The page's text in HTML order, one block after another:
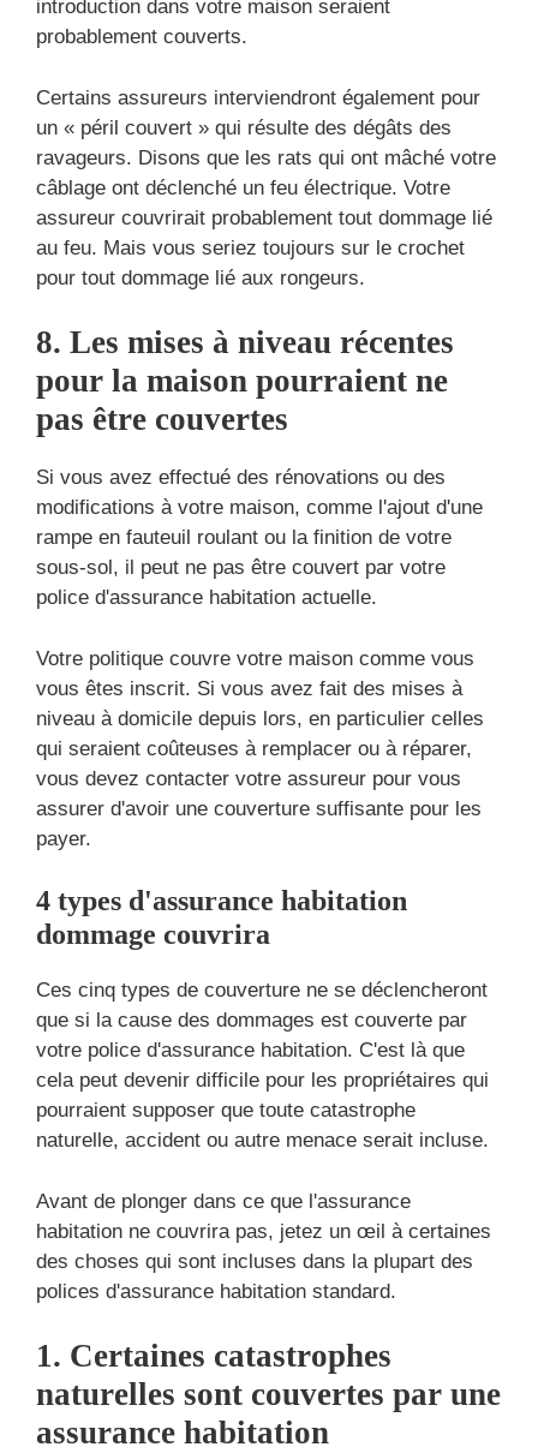
introduction dans votre maison seraient
probablement couverts.
Certains assureurs interviendront également pour
un « péril couvert » qui résulte des dégâts des
ravageurs. Disons que les rats qui ont mâché votre
câblage ont déclenché un feu électrique. Votre
assureur couvrirait probablement tout dommage lié
au feu. Mais vous seriez toujours sur le crochet
pour tout dommage lié aux rongeurs.
8. Les mises à niveau récentes
pour la maison pourraient ne
pas être couvertes
Si vous avez effectué des rénovations ou des
modifications à votre maison, comme l'ajout d'une
rampe en fauteuil roulant ou la finition de votre
sous-sol, il peut ne pas être couvert par votre
police d'assurance habitation actuelle.
Votre politique couvre votre maison comme vous
vous êtes inscrit. Si vous avez fait des mises à
niveau à domicile depuis lors, en particulier celles
qui seraient coûteuses à remplacer ou à réparer,
vous devez contacter votre assureur pour vous
assurer d'avoir une couverture suffisante pour les
payer.
4 types d'assurance habitation
dommage couvrira
Ces cinq types de couverture ne se déclencheront
que si la cause des dommages est couverte par
votre police d'assurance habitation. C'est là que
cela peut devenir difficile pour les propriétaires qui
pourraient supposer que toute catastrophe
naturelle, accident ou autre menace serait incluse.
Avant de plonger dans ce que l'assurance
habitation ne couvrira pas, jetez un œil à certaines
des choses qui sont incluses dans la plupart des
polices d'assurance habitation standard.
1. Certaines catastrophes
naturelles sont couvertes par une
assurance habitation